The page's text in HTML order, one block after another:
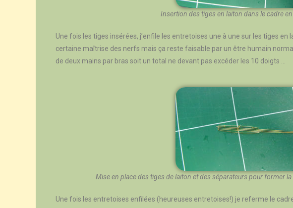
Insertion des tiges en laiton dans le cadre
Une fois les tiges insérées, j’enfile les entretoises une à une sur les tiges
certaine maîtrise des nerfs mais ça reste faisable par un être humain
de deux mains par bras soit un total ne devant pas excéder les 10 doigts …
Mise en place des tiges de laiton et des séparateurs pour former
Une fois les entretoises enfilées (heureuses entretoises!) je referme le